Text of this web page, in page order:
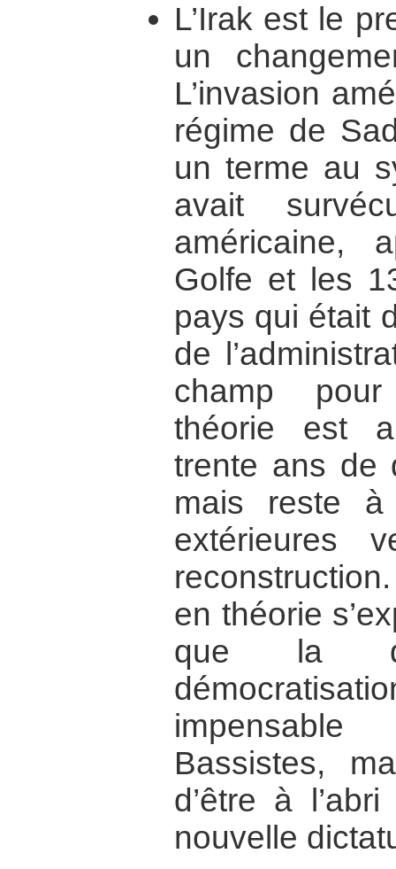
L’Irak est le
un
L’invasion
régime de
un terme au
avait
américaine,
Golfe et les
pays qui était
de
champ
théorie est
trente ans de
mais reste
extérieures
en théorie
que la
Bassistes,
d’être à
nouvelle